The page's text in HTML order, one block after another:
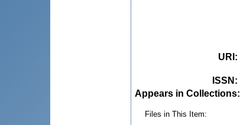
URI :
ISSN :
Appears in Collections:
Files in This Item: